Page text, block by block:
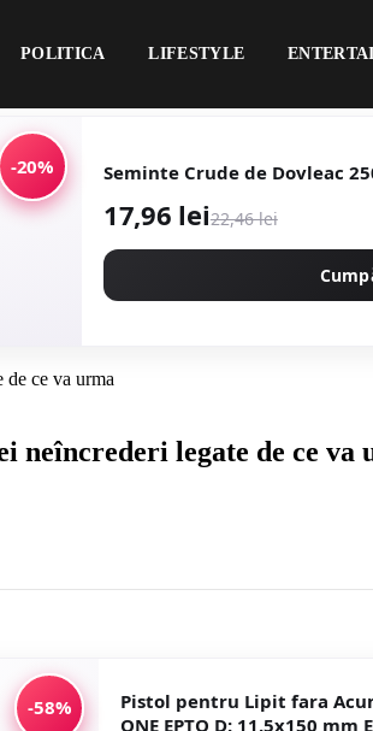
POLITICA LIFESTYLE
-20% Seminte Crude de Dovleac
17,96 lei22,46 lei
ce va urma
neîncrederi legate de ce va
-58%
Pistol pentru Lipit fara
ONE EPTO D: 11.5x150 mm